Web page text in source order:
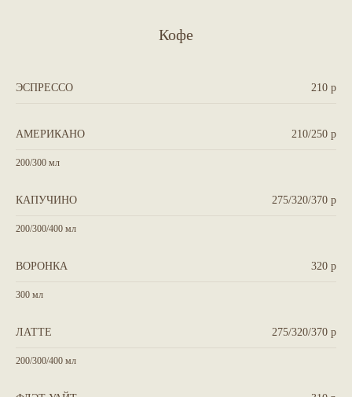
Кофе
ЭСПРЕССО 210 р
АМЕРИКАНО 210/250 р
200/300 мл
КАПУЧИНО 275/320/370 р
200/300/400 мл
ВОРОНКА 320 р
300 мл
ЛАТТЕ 275/320/370 р
200/300/400 мл